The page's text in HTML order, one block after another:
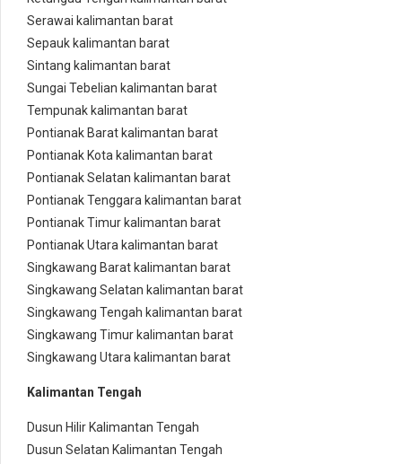
Serawai kalimantan barat
Sepauk kalimantan barat
Sintang kalimantan barat
Sungai Tebelian kalimantan barat
Tempunak kalimantan barat
Pontianak Barat kalimantan barat
Pontianak Kota kalimantan barat
Pontianak Selatan kalimantan barat
Pontianak Tenggara kalimantan barat
Pontianak Timur kalimantan barat
Pontianak Utara kalimantan barat
Singkawang Barat kalimantan barat
Singkawang Selatan kalimantan barat
Singkawang Tengah kalimantan barat
Singkawang Timur kalimantan barat
Singkawang Utara kalimantan barat
Kalimantan Tengah
Dusun Hilir Kalimantan Tengah
Dusun Selatan Kalimantan Tengah